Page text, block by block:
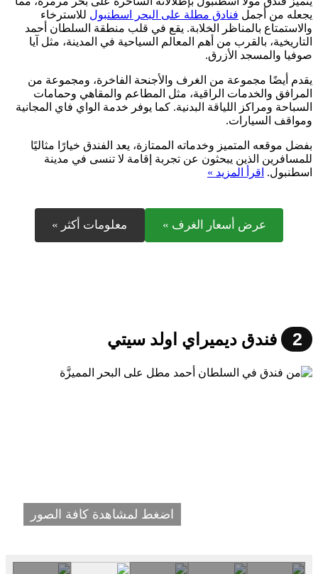
يجعله من أجمل فنادق مطلة على البحر اسطنبول للاسترخاء
والاستمتاع بالمناظر الخلابة. يقع في قلب منطقة السلطان أحمد
التاريخية، بالقرب من أهم المعالم السياحية في المدينة، مثل آيا
صوفيا والمسجد الأزرق.
يقدم أيضًا مجموعة من الغرف والأجنحة الفاخرة، ومجموعة من
المرافق والخدمات الراقية، مثل المطاعم والمقاهي وحمامات
السباحة ومراكز اللياقة البدنية. كما يوفر خدمة الواي فاي المجانية
ومواقف السيارات.
بفضل موقعه المتميز وخدماته الممتازة، يعد الفندق خيارًا مثاليًا
للمسافرين الذين يبحثون عن تجربة إقامة لا تنسى في مدينة
اسطنبول. اقرأ المزيد »
عرض أسعار الغرف » معلومات أكثر »
2 فندق ديميراي اولد سيتي
اضغط لمشاهدة كافة الصور